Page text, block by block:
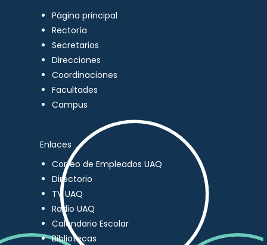
Página principal
Rectoría
Secretarios
Direcciones
Coordinaciones
Facultades
Campus
Enlaces
Correo de Empleados UAQ
Directorio
TV UAQ
Radio UAQ
Calendario Escolar
Bibliotecas